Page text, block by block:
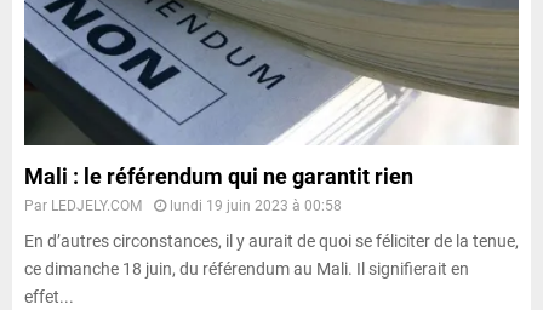
Mali : le référendum qui ne garantit rien
Par LEDJELY.COM lundi 19 juin 2023 à 00:58
En d’autres circonstances, il y aurait de quoi se féliciter de la tenue,
ce dimanche 18 juin, du référendum au Mali. Il signifierait en
effet...